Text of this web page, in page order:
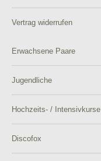
Vertrag widerrufen
Erwachsene Paare
Jugendliche
Hochzeits- / Intensivkurse
Discofox